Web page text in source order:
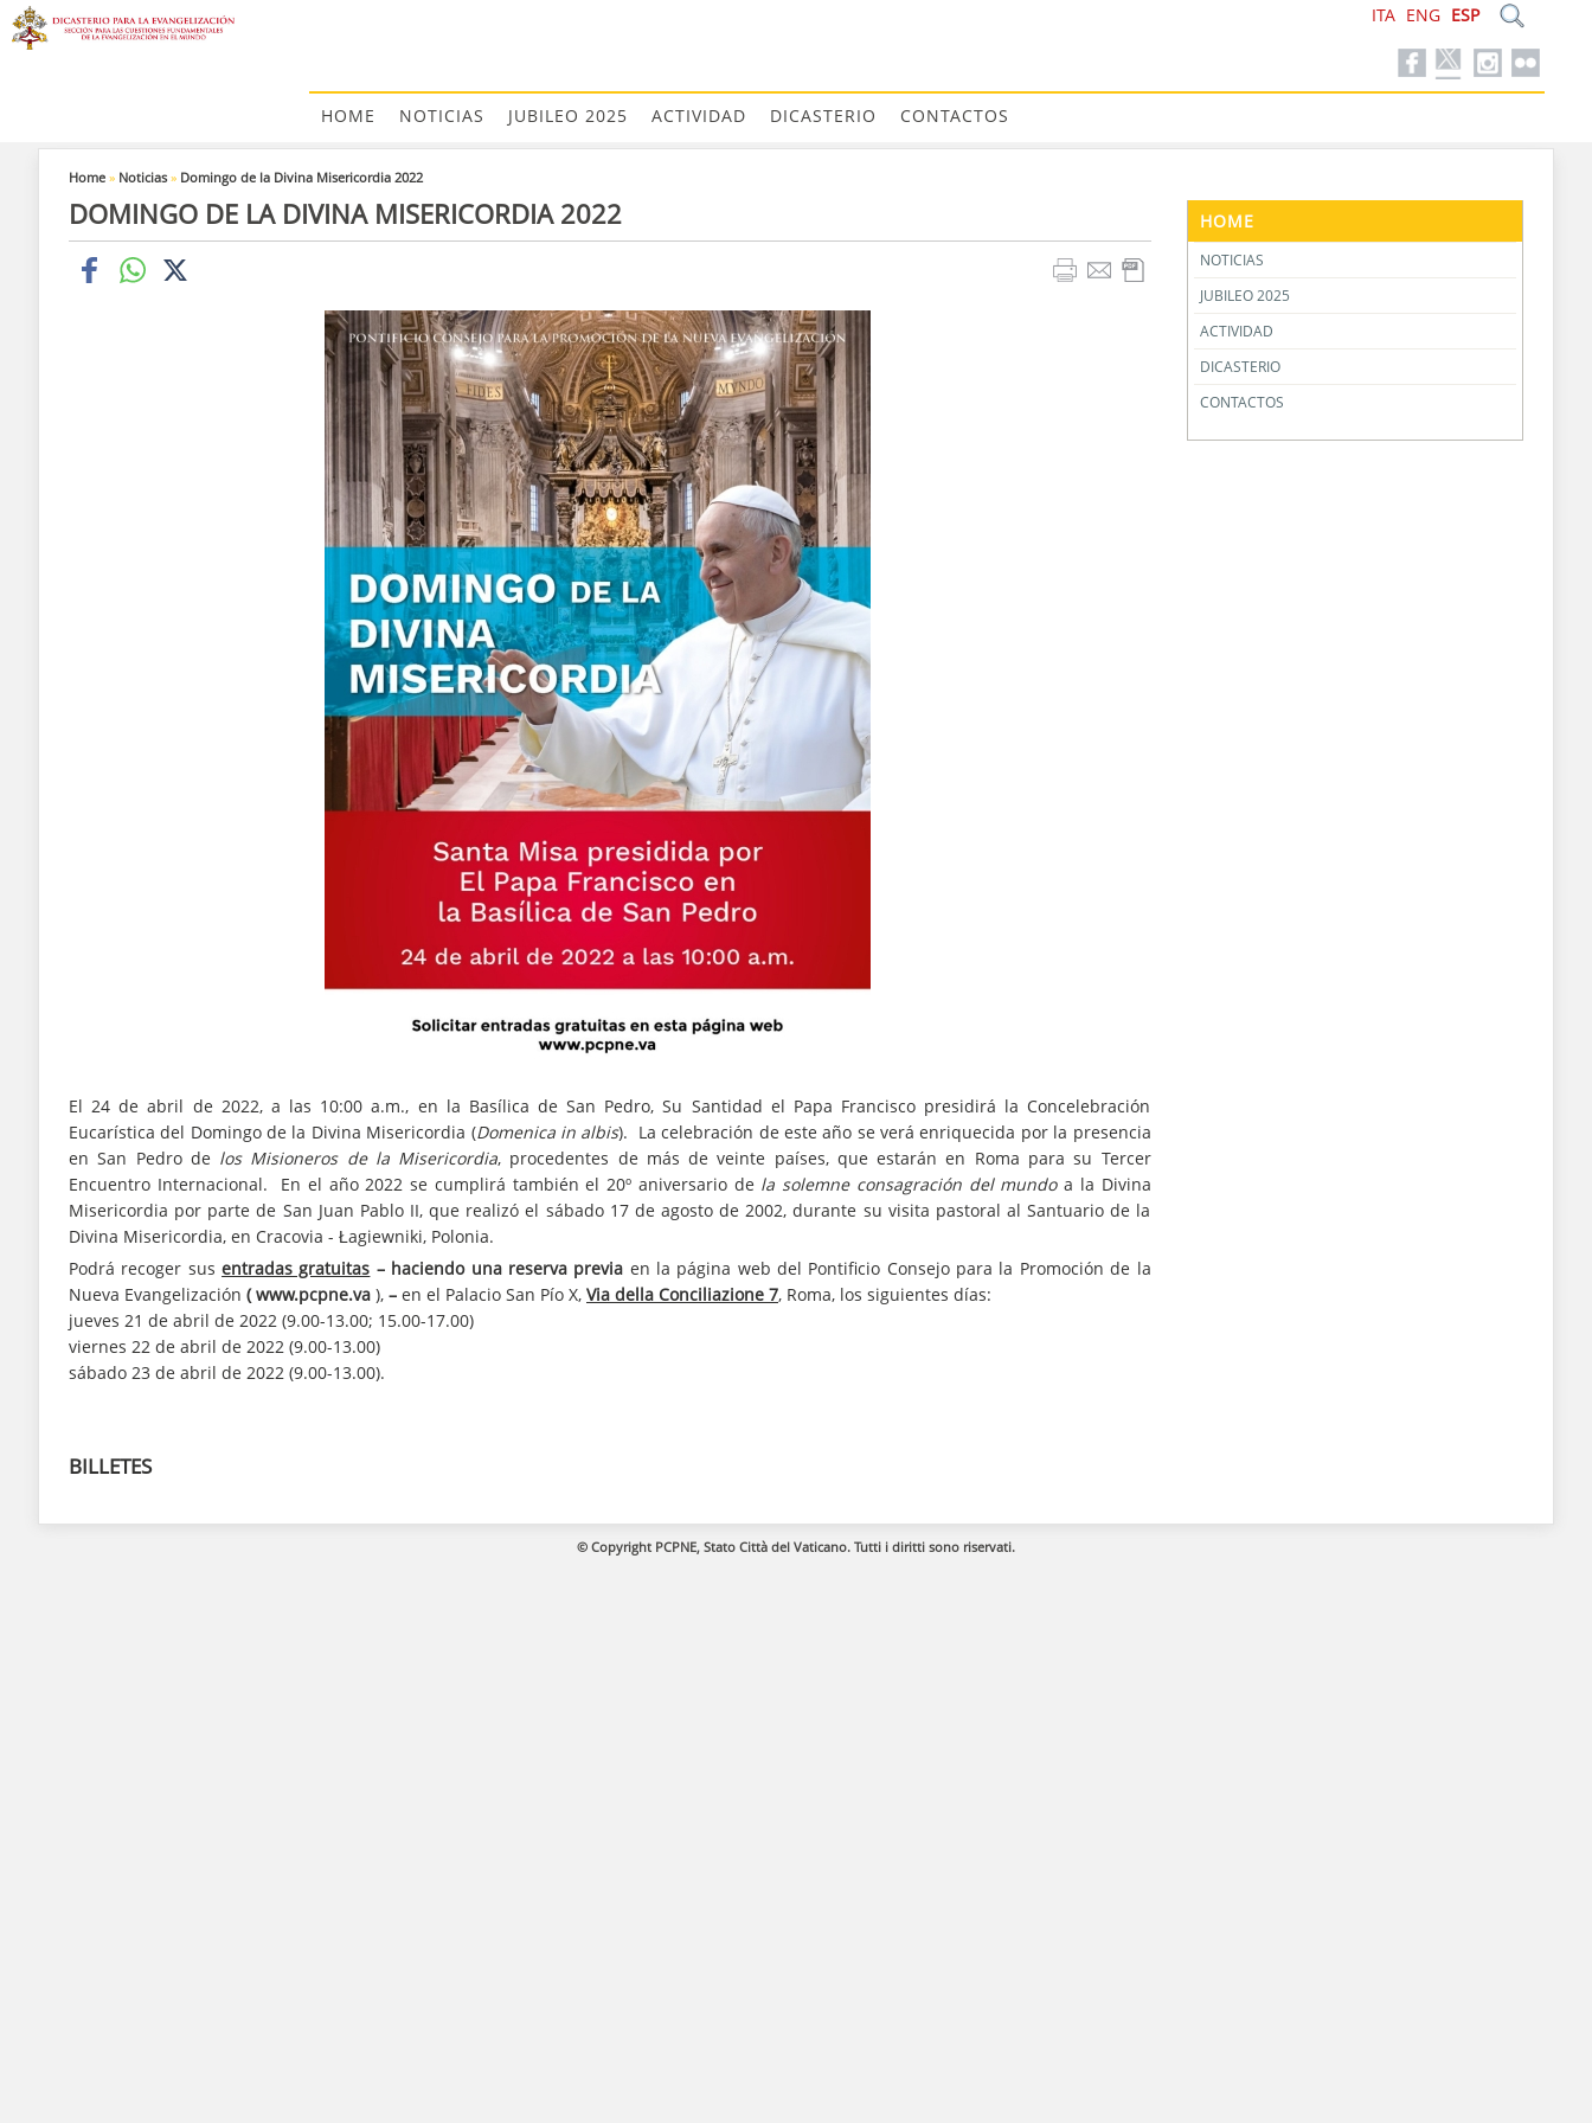
ITA ENG ESP
HOME NOTICIAS JUBILEO 2025 ACTIVIDAD DICASTERIO CONTACTOS
Home » Noticias » Domingo de la Divina Misericordia 2022
DOMINGO DE LA DIVINA MISERICORDIA 2022
El 24 de abril de 2022, a las 10:00 a.m., en la Basílica de San Pedro, Su Santidad el Papa Francisco presidirá la Concelebración
Eucarística del Domingo de la Divina Misericordia (Domenica in albis). La celebración de este año se verá enriquecida por la presencia
en San Pedro de los Misioneros de la Misericordia, procedentes de más de veinte países, que estarán en Roma para su Tercer
Encuentro Internacional. En el año 2022 se cumplirá también el 20º aniversario de la solemne consagración del mundoa la Divina
Misericordia por parte de San Juan Pablo II, que realizó el sábado 17 de agosto de 2002, durante su visita pastoral al Santuario de la
Divina Misericordia, en Cracovia - Łagiewniki, Polonia.
Podrá recoger susentradas gratuitas – haciendo una reserva previa en la página web del Pontificio Consejo para la Promoción de la
Nueva Evangelización ( www.pcpne.va ), – en el Palacio San Pío X, Via della Conciliazione 7, Roma, los siguientes días:
jueves 21 de abril de 2022 (9.00-13.00; 15.00-17.00)
viernes 22 de abril de 2022 (9.00-13.00)
sábado 23 de abril de 2022 (9.00-13.00).
BILLETES
HOME
NOTICIAS
JUBILEO 2025
ACTIVIDAD
DICASTERIO
CONTACTOS
© Copyright PCPNE, Stato Città del Vaticano. Tutti i diritti sono riservati.